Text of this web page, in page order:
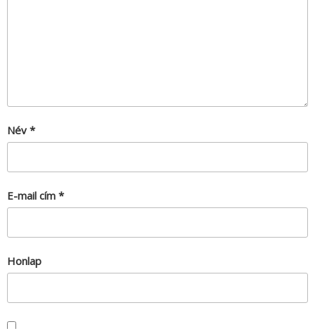
Név *
E-mail cím *
Honlap